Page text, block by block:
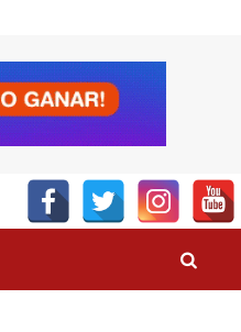
EN EL CONGRESO”, DESTACA